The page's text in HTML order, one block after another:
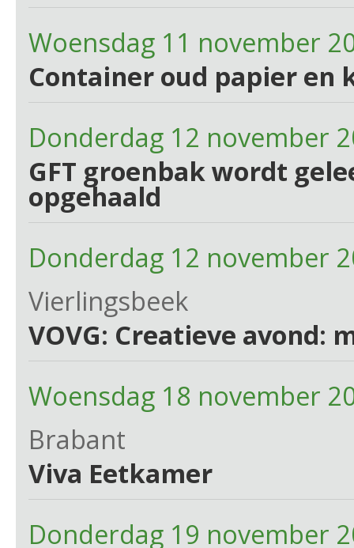
Woensdag 11 november
Container oud papier en
Donderdag 12 november
GFT groenbak wordt
opgehaald
Donderdag 12 november
Vierlingsbeek
VOVG: Creatieve avond:
Woensdag 18 november
Brabant
Viva Eetkamer
Donderdag 19 november